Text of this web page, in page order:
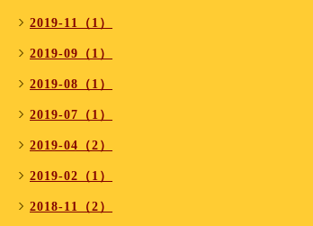
2019-11（1）
2019-09（1）
2019-08（1）
2019-07（1）
2019-04（2）
2019-02（1）
2018-11（2）